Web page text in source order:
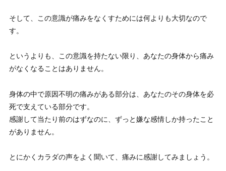
そして、この意識が痛みをなくすためには何よりも大切なので
す。
というよりも、
この意識を持たない限り、あなたの身体から痛み
がなくなることはありません。
身体の中で原因不明の痛みがある部分は、あなたのその身体を必
死で支えている部分です。
感謝して当たり前のはずなのに、ずっと嫌な感情しか持ったこと
がありません。
とにかくカラダの声をよく聞いて、痛みに感謝してみましょう。